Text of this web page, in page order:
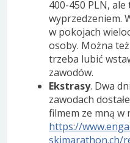
400-450 PLN,
wyprzedzeniem.
w pokojach
osoby. Można
trzeba lubić
zawodów.
Ekstrasy. Dwa
zawodach
filmem ze mną w
https://
skimarathon.ch/